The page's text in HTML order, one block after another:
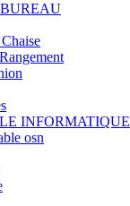
INFORMATIQUE
osn